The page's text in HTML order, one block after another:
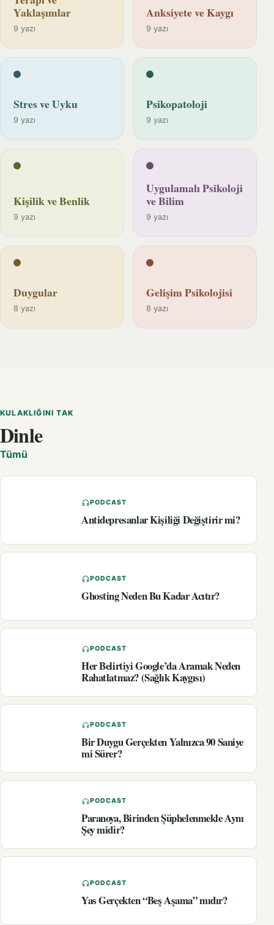
Yaklaşımlar
9 yazı
Anksiyete ve Kaygı
9 yazı
Stres ve Uyku
9 yazı
Psikopatoloji
9 yazı
Kişilik ve Benlik
9 yazı
Uygulamalı Psikoloji
ve Bilim
9 yazı
Duygular
8 yazı
Gelişim Psikolojisi
8 yazı
KULAKLIĞINI TAK
Dinle
Tümü
PODCAST
Antidepresanlar Kişiliği Değiştirir mi?
PODCAST
Ghosting Neden Bu Kadar Acıtır?
PODCAST
Her Belirtiyi Google’da Aramak Neden
Rahatlatmaz? (Sağlık Kaygısı)
PODCAST
Bir Duygu Gerçekten Yalnızca 90 Saniye
mi Sürer?
PODCAST
Paranoya, Birinden Şüphelenmekle Aynı
Şey midir?
PODCAST
Yas Gerçekten “Beş Aşama” mıdır?